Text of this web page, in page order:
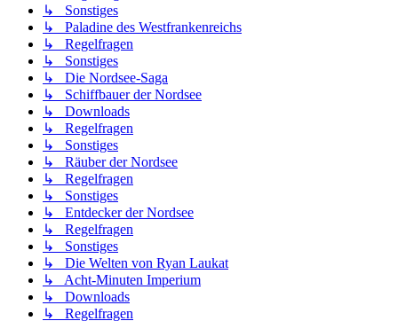
↳ Sonstiges
↳ Paladine des Westfrankenreichs
↳ Regelfragen
↳ Sonstiges
↳ Die Nordsee-Saga
↳ Schiffbauer der Nordsee
↳ Downloads
↳ Regelfragen
↳ Sonstiges
↳ Räuber der Nordsee
↳ Regelfragen
↳ Sonstiges
↳ Entdecker der Nordsee
↳ Regelfragen
↳ Sonstiges
↳ Die Welten von Ryan Laukat
↳ Acht-Minuten Imperium
↳ Downloads
↳ Regelfragen